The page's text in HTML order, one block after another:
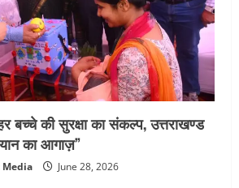
बच्चे की सुरक्षा का संकल्प, उत्तराखण्ड
का आगाज़”
June 28, 2026